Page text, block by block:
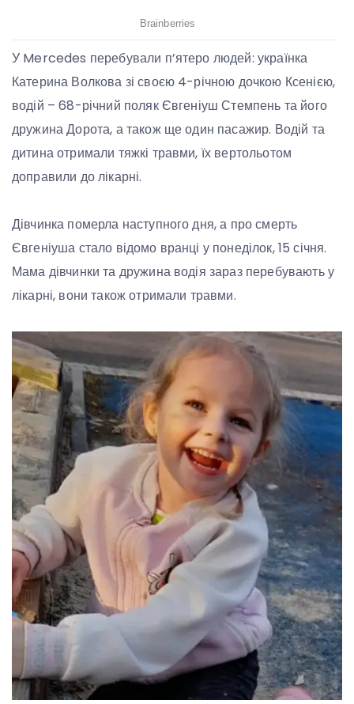
У Mercedes перебували п’ятеро людей: українка
Катерина Волкова зі своєю 4-річною дочкою Ксенією,
водій – 68-річний поляк Євгеніуш Стемпень та його
дружина Дорота, а також ще один пасажир. Водій та
дитина отримали тяжкі травми, їх вертольотом
доправили до лікарні.
Дівчинка померла наступного дня, а про смерть
Євгеніуша стало відомо вранці у понеділок, 15 січня.
Мама дівчинки та дружина водія зараз перебувають у
лікарні, вони також отримали травми.